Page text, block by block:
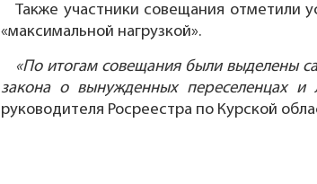
Также участники совещания отметили
«максимальной нагрузкой».
«По итогам совещания были выделены
закона о вынужденных переселенцах и
руководителя Росреестра по Курской